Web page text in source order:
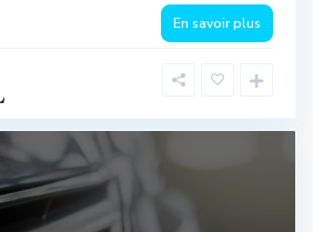
En savoir plus